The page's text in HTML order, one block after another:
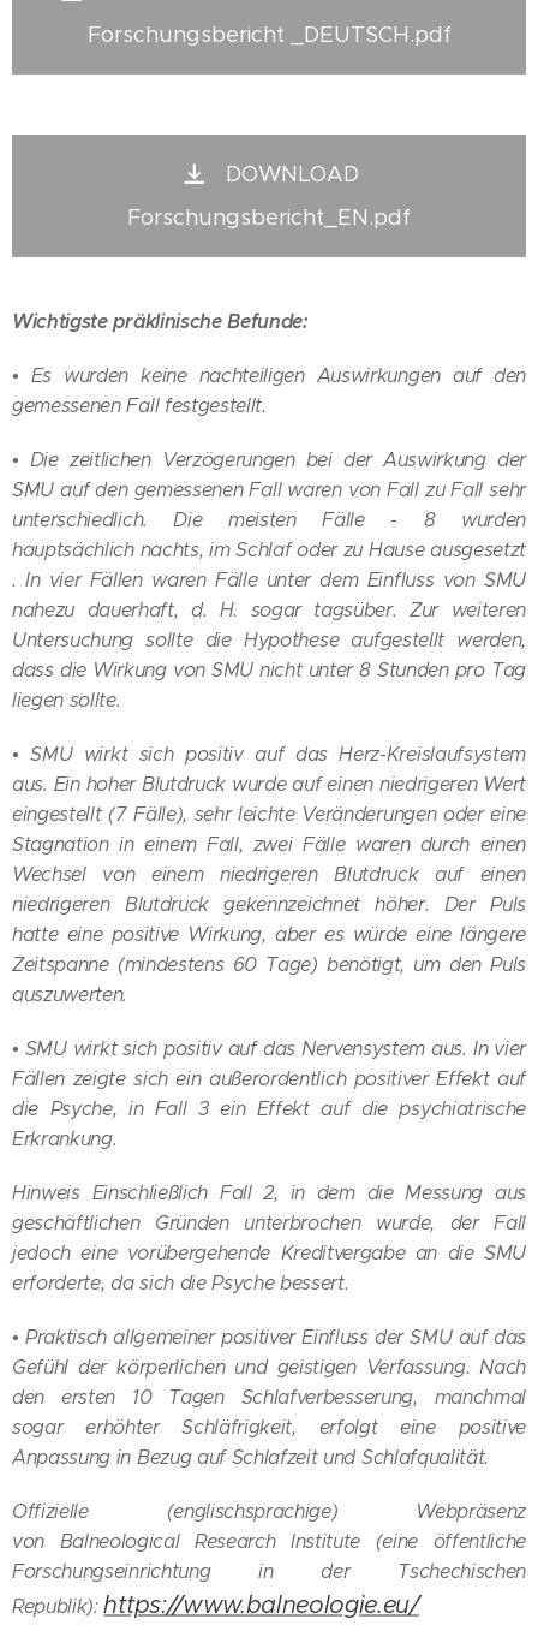
Forschungsbericht _DEUTSCH.pdf
DOWNLOAD
Forschungsbericht_EN.pdf
Wichtigste präklinische Befunde:
• Es wurden keine nachteiligen Auswirkungen auf den
gemessenen Fall festgestellt.
• Die zeitlichen Verzögerungen bei der Auswirkung der
SMU auf den gemessenen Fall waren von Fall zu Fall sehr
unterschiedlich. Die meisten Fälle - 8 wurden
hauptsächlich nachts, im Schlaf oder zu Hause ausgesetzt
. In vier Fällen waren Fälle unter dem Einfluss von SMU
nahezu dauerhaft, d. H. sogar tagsüber. Zur weiteren
Untersuchung sollte die Hypothese aufgestellt werden,
dass die Wirkung von SMU nicht unter 8 Stunden pro Tag
liegen sollte.
• SMU wirkt sich positiv auf das Herz-Kreislaufsystem
aus. Ein hoher Blutdruck wurde auf einen niedrigeren Wert
eingestellt (7 Fälle), sehr leichte Veränderungen oder eine
Stagnation in einem Fall, zwei Fälle waren durch einen
Wechsel von einem niedrigeren Blutdruck auf einen
niedrigeren Blutdruck gekennzeichnet höher. Der Puls
hatte eine positive Wirkung, aber es würde eine längere
Zeitspanne (mindestens 60 Tage) benötigt, um den Puls
auszuwerten.
• SMU wirkt sich positiv auf das Nervensystem aus. In vier
Fällen zeigte sich ein außerordentlich positiver Effekt auf
die Psyche, in Fall 3 ein Effekt auf die psychiatrische
Erkrankung.
Hinweis Einschließlich Fall 2, in dem die Messung aus
geschäftlichen Gründen unterbrochen wurde, der Fall
jedoch eine vorübergehende Kreditvergabe an die SMU
erforderte, da sich die Psyche bessert.
• Praktisch allgemeiner positiver Einfluss der SMU auf das
Gefühl der körperlichen und geistigen Verfassung. Nach
den ersten 10 Tagen Schlafverbesserung, manchmal
sogar erhöhter Schläfrigkeit, erfolgt eine positive
Anpassung in Bezug auf Schlafzeit und Schlafqualität.
Offizielle (englischsprachige) Webpräsenz
von Balneological Research Institute (eine öffentliche
Forschungseinrichtung in der Tschechischen
Republik):https://www.balneologie.eu/